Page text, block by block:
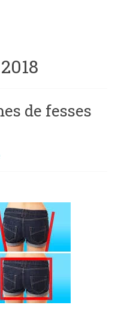
de fesses